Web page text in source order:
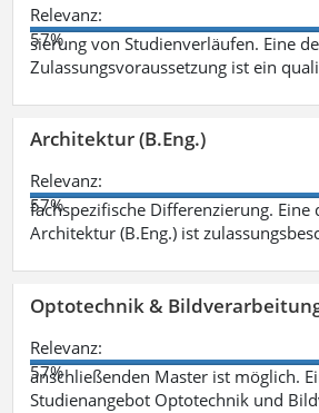
Relevanz:
57%
sierung von Studienverläufen. Eine
Zulassungsvoraussetzung ist ein
Architektur (B.Eng.)
Relevanz:
57%
fachspezifische Differenzierung.
Architektur (B.Eng.) ist
Optotechnik & Bildverarbeitung
Relevanz:
57%
anschließenden Master ist möglich.
Studienangebot Optotechnik und